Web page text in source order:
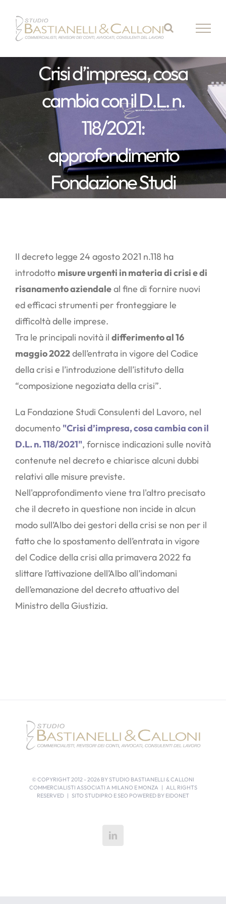
contenuto
Crisi d’impresa, cosa
cambia con il D.L. n.
118/2021:
approfondimento
Fondazione Studi
Il decreto legge 24 agosto 2021 n.118 ha
introdotto misure urgenti in materia di crisi e di
risanamento aziendaleal fine di fornire nuovi
ed efficaci strumenti per fronteggiare le
difficoltà delle imprese.
Tra le principali novità il differimento al 16
maggio 2022dell’entrata in vigore del Codice
della crisi e l’introduzione dell’istituto della
“composizione negoziata della crisi”.
La Fondazione Studi Consulenti del Lavoro, nel
documento "Crisi d’impresa, cosa cambia con il
D.L. n. 118/2021", fornisce indicazioni sulle novità
contenute nel decreto e chiarisce alcuni dubbi
relativi alle misure previste.
Nell'approfondimento viene tra l'altro precisato
che il decreto in questione non incide in alcun
modo sull’Albo dei gestori della crisi se non per il
fatto che lo spostamento dell’entrata in vigore
del Codice della crisi alla primavera 2022 fa
slittare l’attivazione dell’Albo all’indomani
dell’emanazione del decreto attuativo del
Ministro della Giustizia.
© COPYRIGHT 2012 - 2026 BY STUDIO BASTIANELLI & CALLONI
COMMERCIALISTI ASSOCIATI A MILANO E MONZA | ALL RIGHTS
RESERVED | SITO STUDIPRO E SEO POWERED BY EIDONET